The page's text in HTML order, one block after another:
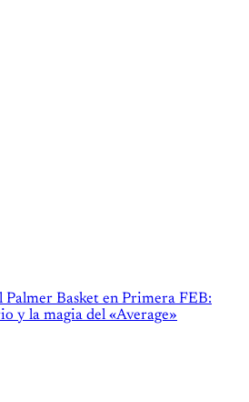
Palmer Basket en Primera FEB:
y la magia del «Average»